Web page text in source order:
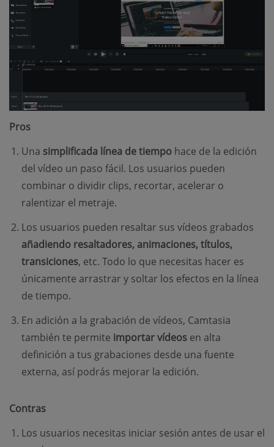
Pros
Una simplificada línea de tiempo hace de la edición
del vídeo un paso fácil. Los usuarios pueden
combinar o dividir clips, recortar, acelerar o
ralentizar el metraje.
Los usuarios pueden resaltar sus vídeos grabados
añadiendo resaltadores, animaciones, títulos,
transiciones, etc. Todo lo que necesitas hacer es
únicamente arrastrar y soltar los efectos en la línea
de tiempo.
En adición a la grabación de vídeos, Camtasia
también te permite importar vídeos en alta
definición a tus grabaciones desde una fuente
externa, así podrás mejorar la edición.
Contras
Los usuarios necesitas iniciar sesión antes de usar el